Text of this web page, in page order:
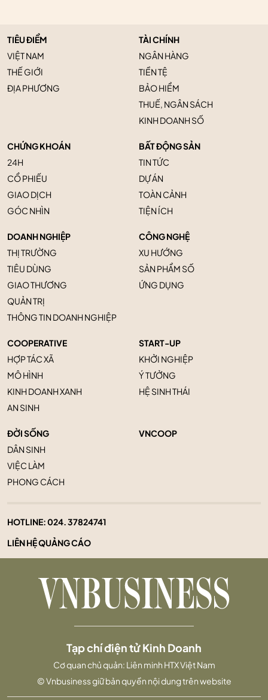
TIÊU ĐIỂM
VIỆT NAM
THẾ GIỚI
ĐỊA PHƯƠNG
TÀI CHÍNH
NGÂN HÀNG
TIỀN TỆ
BẢO HIỂM
THUẾ, NGÂN SÁCH
KINH DOANH SỐ
CHỨNG KHOÁN
24H
CỔ PHIẾU
GIAO DỊCH
GÓC NHÌN
BẤT ĐỘNG SẢN
TIN TỨC
DỰ ÁN
TOÀN CẢNH
TIỆN ÍCH
DOANH NGHIỆP
THỊ TRƯỜNG
TIÊU DÙNG
GIAO THƯƠNG
QUẢN TRỊ
THÔNG TIN DOANH NGHIỆP
CÔNG NGHỆ
XU HƯỚNG
SẢN PHẨM SỐ
ỨNG DỤNG
COOPERATIVE
HỢP TÁC XÃ
MÔ HÌNH
KINH DOANH XANH
AN SINH
START-UP
KHỞI NGHIỆP
Ý TƯỞNG
HỆ SINH THÁI
ĐỜI SỐNG
DÂN SINH
VIỆC LÀM
PHONG CÁCH
VNCOOP
HOTLINE:024. 37824741
LIÊN HỆ QUẢNG CÁO
Tạp chí điện tử Kinh Doanh
Cơ quan chủ quản: Liên minh HTX Việt Nam
© Vnbusiness giữ bản quyền nội dung trên website